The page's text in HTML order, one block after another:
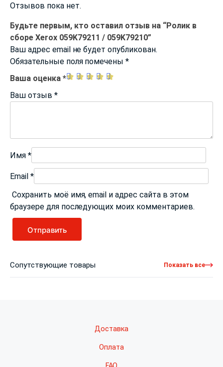
Отзывов пока нет.
Будьте первым, кто оставил отзыв на “Ролик в
сборе Xerox 059K79211 / 059K79210”
Ваш адрес email не будет опубликован.
Обязательные поля помечены*
Ваша оценка *
Ваш отзыв *
Имя *
Email *
Сохранить моё имя, email и адрес сайта в этом
браузере для последующих моих комментариев.
Сопутствующие товары Показать все
Доставка
Оплата